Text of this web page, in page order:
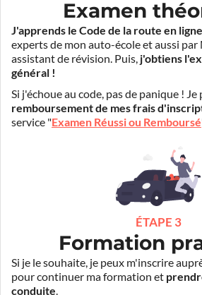
Examen
J'apprends le Code de la route en ligne
experts de mon auto-école et aussi par
assistant de révision. Puis, j'obtiens
général !
Si j'échoue au code, pas de panique !
remboursement de mes frais
service "Examen Réussi ou Remboursé
ÉTAPE 3
Formation
Si je le souhaite, je peux m'inscrire
pour continuer ma formation et
conduite.